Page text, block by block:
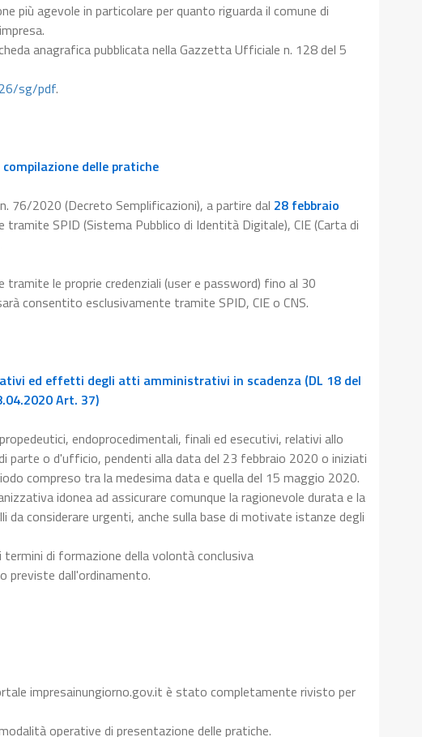
più agevole in particolare per quanto riguarda il comune di
anagrafica pubblicata nella Gazzetta Ufficiale n. 128 del 5
sg/pdf.
delle pratiche
76/2020 (Decreto Semplificazioni), a partire dal 28 febbraio
SPID (Sistema Pubblico di Identità Digitale), CIE (Carta di
le proprie credenziali (user e password) fino al 30
consentito esclusivamente tramite SPID, CIE o CNS.
ed effetti degli atti amministrativi in scadenza (DL 18 del
Art. 37)
endoprocedimentali, finali ed esecutivi, relativi allo
o d'ufficio, pendenti alla data del 23 febbraio 2020 o iniziati
compreso tra la medesima data e quella del 15 maggio 2020.
idonea ad assicurare comunque la ragionevole durata e la
da considerare urgenti, anche sulla base di motivate istanze degli
di formazione della volontà conclusiva
previste dall'ordinamento.
impresainungiorno.gov.it è stato completamente rivisto per
operative di presentazione delle pratiche.